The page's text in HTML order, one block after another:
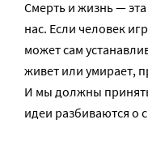
Смерть и жизнь —
нас. Если человек
может сам
живет или умирает,
И мы должны
идеи разбиваются о